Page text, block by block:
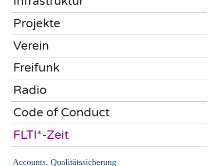
Projekte
Verein
Freifunk
Radio
Code of Conduct
FLTI*-Zeit
Accounts, Qualitätssicherung